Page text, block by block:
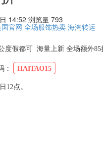
14:52 浏览量 793
官网 全场服饰热卖 海淘转运
度假都可 海量上新 全场额外85
： HAITAO15
12点。